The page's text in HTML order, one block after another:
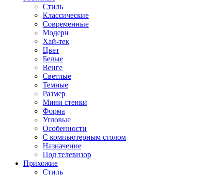
Стиль
Классические
Современные
Модерн
Хай-тек
Цвет
Белые
Венге
Светлые
Темные
Размер
Мини стенки
Форма
Угловые
Особенности
С компьютерным столом
Назначение
Под телевизор
Прихожие
Стиль